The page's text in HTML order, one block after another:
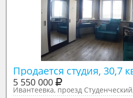
5 550 000
Ивантеевка, проезд